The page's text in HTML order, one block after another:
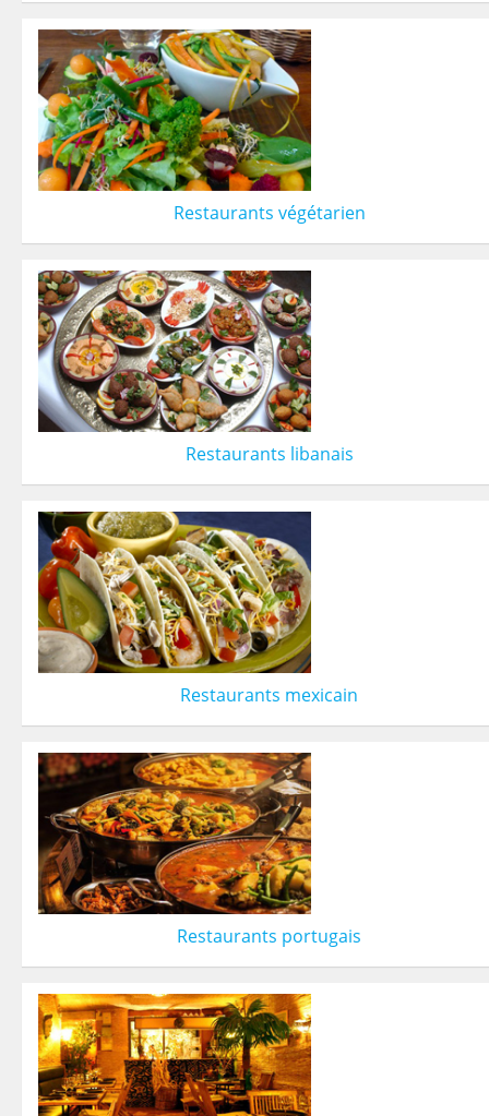
Restaurants végétarien
Restaurants libanais
Restaurants mexicain
Restaurants portugais